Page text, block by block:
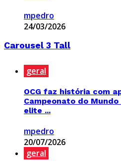
mpedro
24/03/2026
Carousel 3 Tall
geral
OCG faz história com
Campeonato do
elite ...
mpedro
20/07/2026
geral